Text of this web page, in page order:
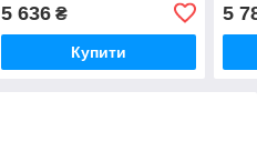
терморегулятором білим
5 636₴
Купити
5